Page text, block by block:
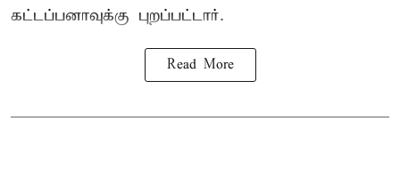
கட்டப்பனாவுக்கு புறப்பட்டார்.
Read More